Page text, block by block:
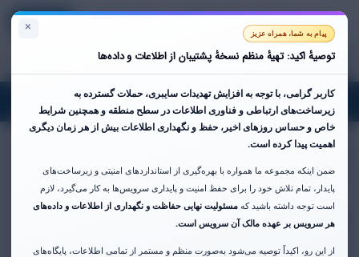
× پیام به شما، همراه عزیز
توصیهٔ اکید: تهیهٔ منظم نسخهٔ پشتیبان از اطلاعات و داده‌ها
کاربر گرامی، با توجه به افزایش تهدیدات سایبری، حملات گسترده به
زیرساخت‌های ارتباطی و فناوری اطلاعات در سطح منطقه و همچنین شرایط
خاص و حساس روزهای اخیر،حفظ و نگهداری اطلاعات بیش از هر زمان دیگری
اهمیت پیدا کرده است.
ضمن اینکه مجموعه ما همواره با بهره‌گیری از استانداردهای امنیتی و زیرساخت‌های
پایدار، تمام تلاش خود را برای حفظ امنیت و پایداری سرویس‌ها به کار می‌گیرد، لازم
است توجه داشته باشید کهمسئولیت نهایی حفاظت و نگهداری از اطلاعات و داده‌های
هر سرویس بر عهده مالک آن سرویس است.
از این رو، اکیداً توصیه می‌شود به‌صورت منظم و مستمر از تمامی اطلاعات، پایگاه‌های
View Cart
Contact Us
Portal Home
Name